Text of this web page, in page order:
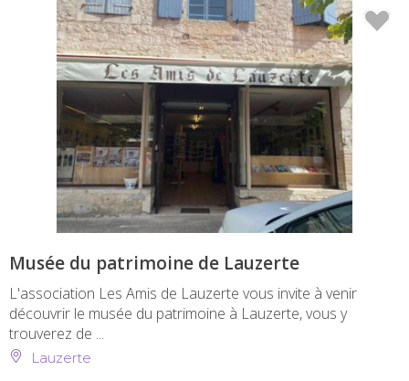
Musée du patrimoine de Lauzerte
L'association Les Amis de Lauzerte vous invite à venir
découvrir le musée du patrimoine à Lauzerte, vous y
trouverez de ...
Lauzerte